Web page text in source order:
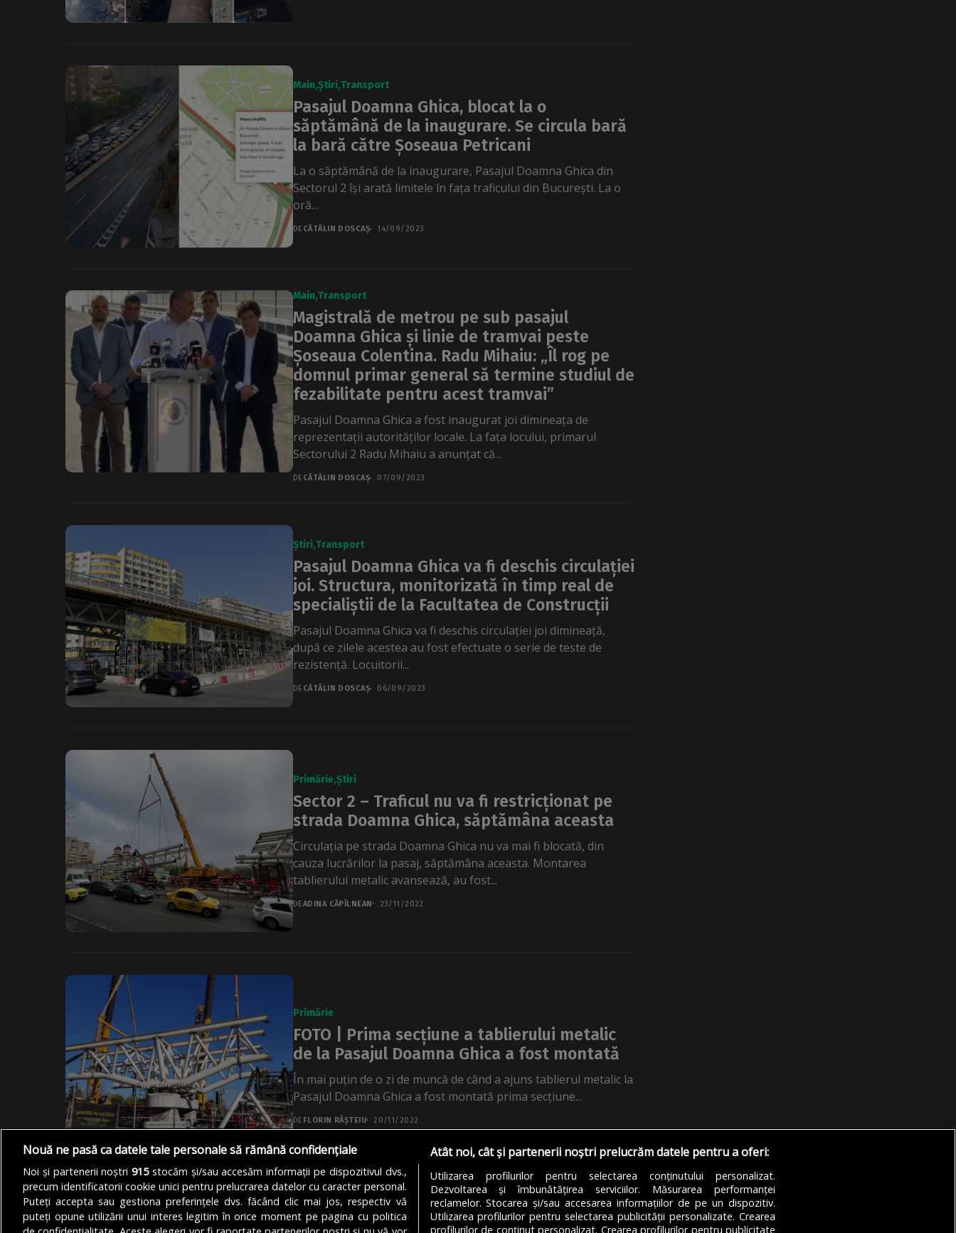
Main Știri Transport
Pasajul Doamna Ghica, blocat la o
săptămână de la inaugurare. Se circula bară
la bară către Șoseaua Petricani
La o săptămână de la inaugurare, Pasajul Doamna Ghica din
Sectorul 2 își arată limitele în fața traficului din București. La o
oră...
DE CĂTĂLIN DOSCAȘ 14/09/2023
Main Transport
Magistrală de metrou pe sub pasajul
Doamna Ghica și linie de tramvai peste
Șoseaua Colentina. Radu Mihaiu: „Îl rog pe
domnul primar general să termine studiul de
fezabilitate pentru acest tramvai”
Pasajul Doamna Ghica a fost inaugurat joi dimineața de
reprezentații autorităților locale. La fața locului, primarul
Sectorului 2 Radu Mihaiu a anunțat că...
DE CĂTĂLIN DOSCAȘ 07/09/2023
Știri Transport
Pasajul Doamna Ghica va fi deschis circulației
joi. Structura, monitorizată în timp real de
specialiștii de la Facultatea de Construcții
Pasajul Doamna Ghica va fi deschis circulației joi dimineață,
după ce zilele acestea au fost efectuate o serie de teste de
rezistență. Locuitorii...
DE CĂTĂLIN DOSCAȘ 06/09/2023
Primărie Știri
Sector 2 – Traficul nu va fi restricționat pe
strada Doamna Ghica, săptămâna aceasta
Circulația pe strada Doamna Ghica nu va mai fi blocată, din
cauza lucrărilor la pasaj, săptămâna aceasta. Montarea
tablierului metalic avansează, au fost...
DEADINA CĂPÎLNEAN 23/11/2022
Primărie
FOTO | Prima secțiune a tablierului metalic
de la Pasajul Doamna Ghica a fost montată
În mai puțin de o zi de muncă de când a ajuns tablierul metalic la
Pasajul Doamna Ghica a fost montată prima secțiune...
DE FLORIN RÂȘTEIU 20/11/2022
1 2
Nouă ne pasă ca datele tale personale să rămână confidențiale
Noi și partenerii noștri915stocăm și/sau accesăm informații pe dispozitivul dvs.,
precum identificatorii cookie unici pentru prelucrarea datelor cu caracter personal.
Puteți accepta sau gestiona preferințele dvs. făcând clic mai jos, respectiv vă
puteți opune utilizării unui interes legitim în orice moment pe pagina cu politica
Atât noi, cât și partenerii noștri prelucrăm datele pentru a oferi:
Utilizarea profilurilor pentru selectarea conținutului personalizat.
Dezvoltarea și îmbunătățirea serviciilor. Măsurarea performanței
reclamelor. Stocarea și/sau accesarea informațiilor de pe un dispozitiv.
Utilizarea profilurilor pentru selectarea publicității personalizate. Crearea
profilurilor de conținut personalizat. Crearea profilurilor pentru publicitate